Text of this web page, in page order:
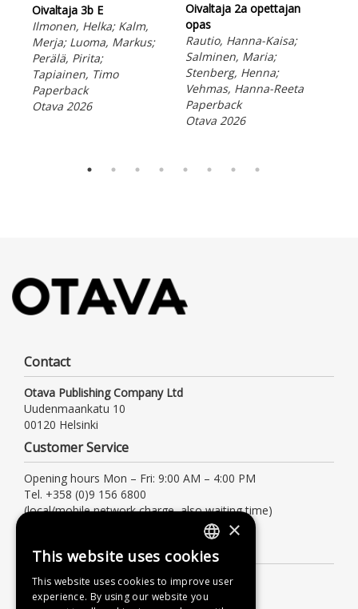
Oivaltaja 3b E
Ilmonen, Helka; Kalm,
Merja; Luoma, Markus;
Perälä, Pirita;
Tapiainen, Timo
Paperback
Otava 2026
Oivaltaja 2a opettajan
opas
Rautio, Hanna-Kaisa;
Salminen, Maria;
Stenberg, Henna;
Vehmas, Hanna-Reeta
Paperback
Otava 2026
Contact
Otava Publishing Company Ltd
Uudenmaankatu 10
00120 Helsinki
Customer Service
Opening hours Mon – Fri: 9:00 AM – 4:00 PM
Tel. +358 (0)9 156 6800
(local/mobile network charge, also waiting time)
Information
Terms of delivery
Instructions
FINNISH
SWEDISH
×
This website uses cookies
This website uses cookies to improve user
experience. By using our website you